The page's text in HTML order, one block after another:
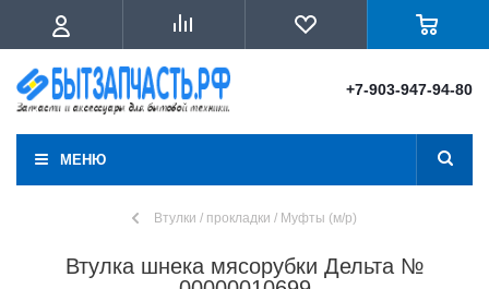
+7-903-947-94-80
МЕНЮ
Втулки / прокладки / Муфты (м/р)
Втулка шнека мясорубки Дельта №